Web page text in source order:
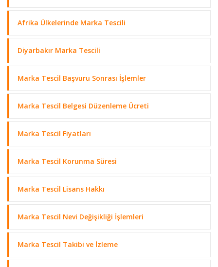
Afrika Ülkelerinde Marka Tescili
Diyarbakır Marka Tescili
Marka Tescil Başvuru Sonrası İşlemler
Marka Tescil Belgesi Düzenleme Ücreti
Marka Tescil Fiyatları
Marka Tescil Korunma Süresi
Marka Tescil Lisans Hakkı
Marka Tescil Nevi Değişikliği İşlemleri
Marka Tescil Takibi ve İzleme